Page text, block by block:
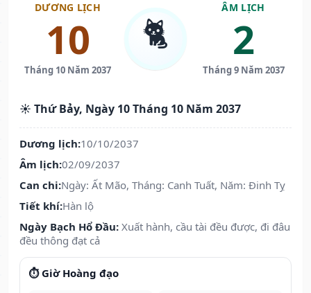
DƯƠNG LỊCH
10
Tháng 10 Năm 2037
🐈
ÂM LỊCH
2
Tháng 9 Năm 2037
☀️ Thứ Bảy, Ngày 10 Tháng 10 Năm 2037
Dương lịch:10/10/2037
Âm lịch:02/09/2037
Can chi:Ngày: Ất Mão, Tháng: Canh Tuất, Năm: Đinh Tỵ
Tiết khí:Hàn lộ
Ngày Bạch Hổ Đầu: Xuất hành, cầu tài đều được, đi đâu
đều thông đạt cả
⏱️ Giờ Hoàng đạo